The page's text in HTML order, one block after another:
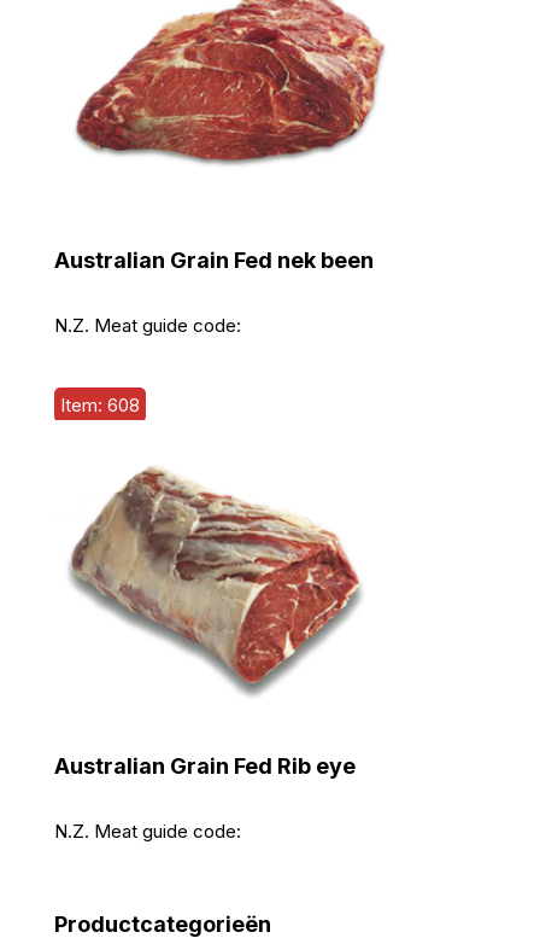
Australian Grain Fed nek been
N.Z. Meat guide code:
Item: 608
Australian Grain Fed Rib eye
N.Z. Meat guide code:
Productcategorieën